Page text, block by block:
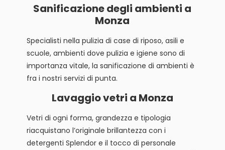
Sanificazione degli ambienti a
Monza
Specialisti nella pulizia di case di riposo, asili e
scuole, ambienti dove pulizia e igiene sono di
importanza vitale, la sanificazione di ambienti è
fra i nostri servizi di punta.
Lavaggio vetri a Monza
Vetri di ogni forma, grandezza e tipologia
riacquistano l’originale brillantezza con i
detergenti Splendor e il tocco di personale